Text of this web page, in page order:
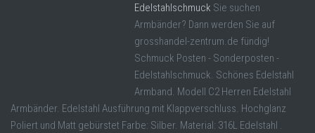
Edelstahlschmuck Sie suchen
Armbänder? Dann werden Sie auf
grosshandel-zentrum.de fündig!
Schmuck Posten - Sonderposten -
Edelstahlschmuck. Schönes Edelstahl
Armband. Modell C2 Herren Edelstahl
Armbänder. Edelstahl Ausführung mit Klappverschluss. Hochglanz
Poliert und Matt gebürstet Farbe: Silber. Material: 316L Edelstahl .